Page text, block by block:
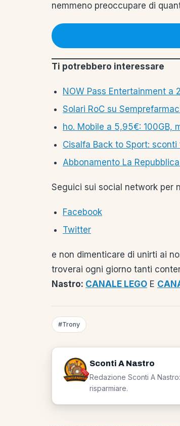
nemmeno preoccupare di
Ti potrebbero interessare
NOW Pass Entertainment a
Solari RoC su
ho. Mobile a 5,95€: 100GB,
Cisalfa Back to Sport:
Abbonamento La
Seguici sui social network per
Facebook
Twitter
e non dimenticare di unirti ai
troverai ogni giorno tanti
Nastro: CANALE LEGO E
#Trony
Sconti A Nastro
Redazione Sconti A
risparmiare.